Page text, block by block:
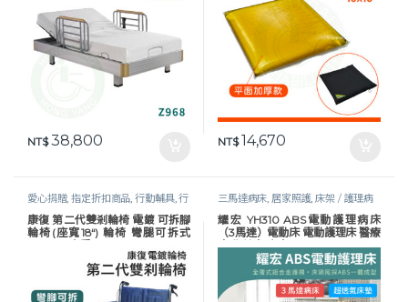
NT$38,800 NT$14,670
愛心捐贈,指定折扣商品,行動輔具,行
動輔具,輪椅,鐵製 / 電鍍輪椅,長照專
區
康復 第二代雙剎輪椅 電鍍 可拆腳
輪椅(座寬18“) 輪椅 彎腿可拆式
三馬達病床, 居家照護,床架 / 護理病
床,護理床具及配件 , 長照專區,預防褥
瘡
耀宏 YH310 ABS電動護理病床
（3馬達）電動床 電動護理床 醫療
床 復健床 病床 YAHO